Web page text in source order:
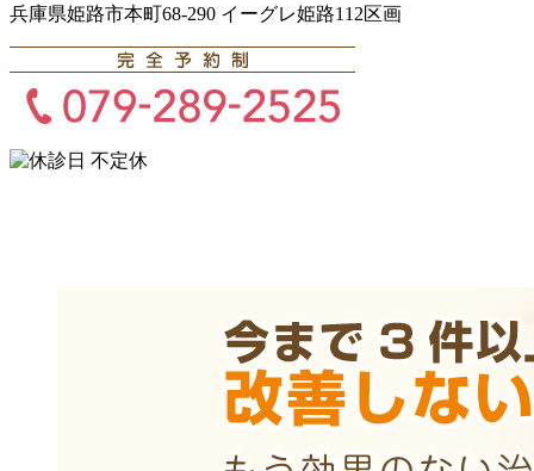
兵庫県姫路市本町68-290 イーグレ姫路112区画